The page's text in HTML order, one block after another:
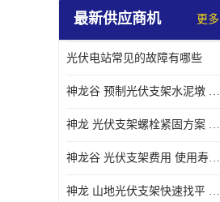
最新供应商机 更多
光伏电站常见的故障有哪些
神龙谷 预制光伏支架水泥墩 抗震性能优
神龙 光伏支架螺栓紧固方案 土地利用率高
神龙谷 光伏支架费用 使用寿命长
神龙 山地光伏支架快速找平 抗风耐压